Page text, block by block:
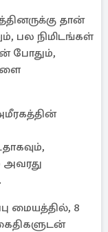
தான்
பல நிமிடங்கள்
போதும்,
அவரது
மையத்தில், 8